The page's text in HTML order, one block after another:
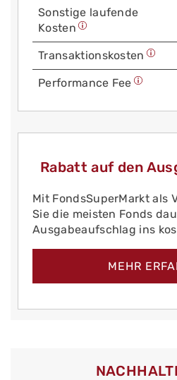
Sonstige laufende
Kosten
Trans­aktions­kosten
Performance Fee
Rabatt auf den
Mit FondsSuperMarkt als
Sie die meisten Fonds
Ausgabeaufschlag ins
MEHR